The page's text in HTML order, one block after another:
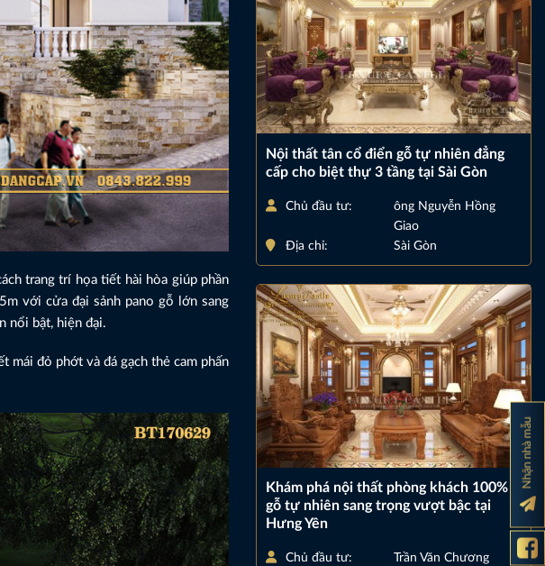
trang trí họa tiết hài hòa giúp phần
với cửa đại sảnh pano gỗ lớn sang
nổi bật, hiện đại.
mái đỏ phớt và đá gạch thẻ cam phấn
Nội thất tân cổ điển gỗ tự nhiên đẳng
cấp cho biệt thự 3 tầng tại Sài Gòn
Chủ đầu tư:
ông Nguyễn Hồng
Giao
Địa chỉ:
Sài Gòn
Khám phá nội thất phòng khách 100%
gỗ tự nhiên sang trọng vượt bậc tại
Hưng Yên
Chủ đầu tư:
Trần Văn Chương
Nhận nhà mẫu